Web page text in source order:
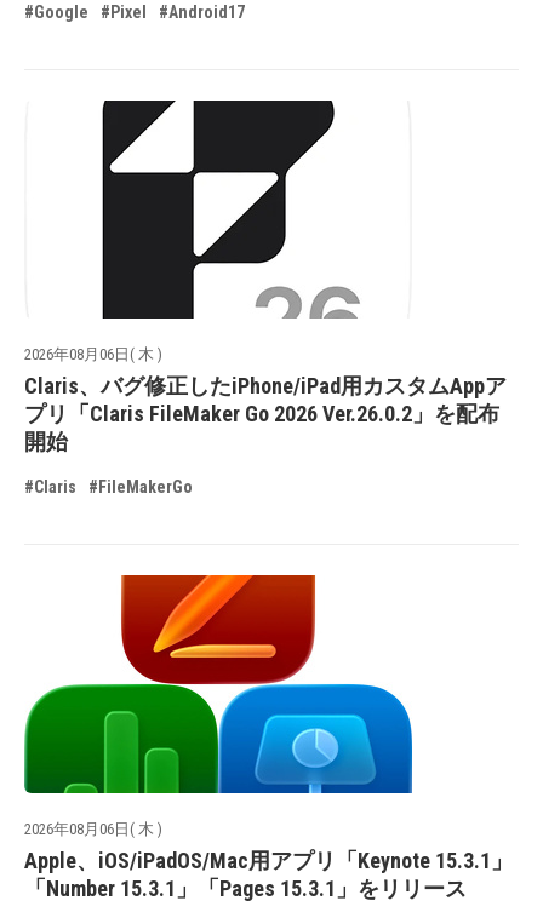
#Google #Pixel #Android17
2026年08月06日( 木 )
Claris、バグ修正したiPhone/iPad用カスタムAppア
プリ「Claris FileMaker Go 2026 Ver.26.0.2」を配布
開始
#Claris #FileMakerGo
2026年08月06日( 木 )
Apple、iOS/iPadOS/Mac用アプリ「Keynote 15.3.1」
「Number 15.3.1」「Pages 15.3.1」をリリース